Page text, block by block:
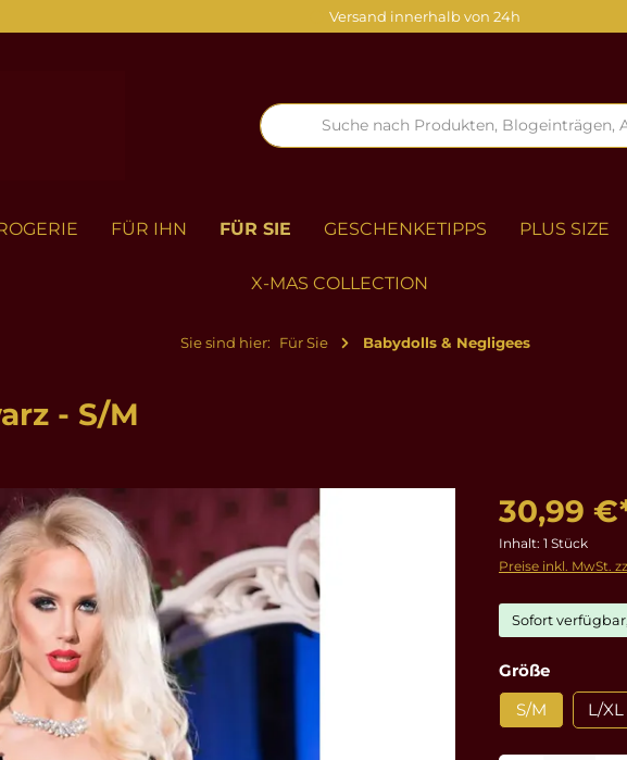
Versand innerhalb von 24h
FÜR IHN FÜR SIE GESCHENKETIPPS PLUS SIZE
X-MAS COLLECTION
Sie sind hier: Für Sie Babydolls & Negligees
- S/M
30,99
Inhalt: 1 Stück
Preise inkl. MwSt.
Sofort
Größe
S/M
L/XL